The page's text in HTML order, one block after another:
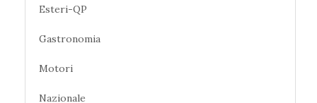
Esteri-QP
Gastronomia
Motori
Nazionale